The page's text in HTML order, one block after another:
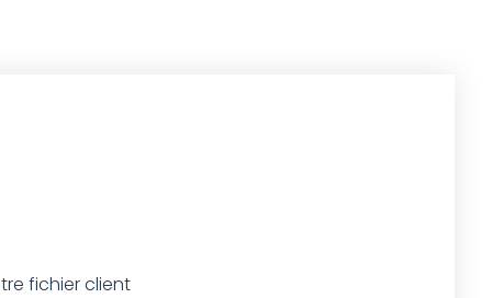
fichier client